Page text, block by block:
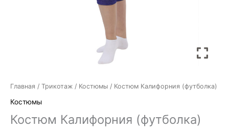
Главная / Трикотаж / Костюмы / Костюм Калифорния (футболка)
Костюмы
Костюм Калифорния (футболка)